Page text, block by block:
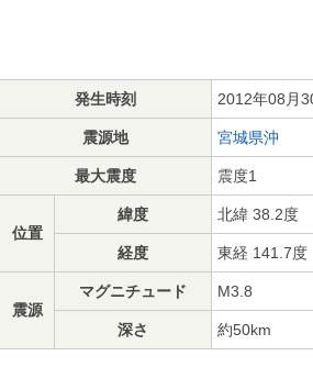
発生時刻 2012年08月
震源地 宮城県沖
最大震度 震度1
位置
緯度 北緯 38.2度
経度 東経 141.7度
震源
マグニチュード M3.8
深さ 約50km